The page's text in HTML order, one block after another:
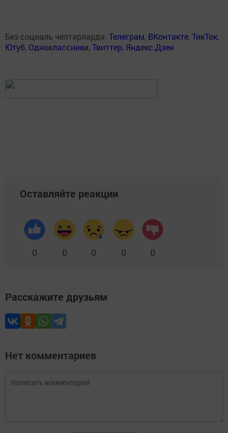
Без социаль челтәрләрдә: Телеграм, ВКонтакте,ТикТок,
Ютуб, Одноклассники,Твиттер, Яндекс.Дзен
Оставляйте реакции
0 0 0 0 0
Расскажите друзьям
Нет комментариев